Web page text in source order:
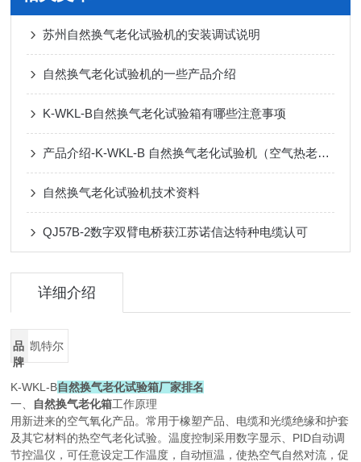
苏州自然换气老化试验机的安装调试说明
自然换气老化试验机的一些产品介绍
K-WKL-B自然换气老化试验箱有哪些注意事项
产品介绍-K-WKL-B 自然换气老化试验机（空气热老化试验箱）
自然换气老化试验机技术资料
QJ57B-2数字双臂电桥获江苏诺信达特种电缆认可
详细介绍
品
牌
凯特尔
K-WKL-B自然换气老化试验箱厂家排名
一、 自然换气老化箱工作原理
用新进来的空气氧化产品。常用于橡塑产品、电缆和光缆绝缘和护套
及其它材料的热空气老化试验。温度控制采用数字显示、PID自动调
节控温仪，可任意设定工作温度，自动恒温，使热空气自然对流，促